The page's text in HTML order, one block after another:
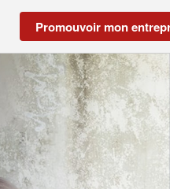
Promouvoir mon